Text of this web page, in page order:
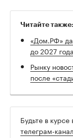
Читайте также:
«Дом.РФ»
до 2027 года
Рынку
после
Будьте в
телеграм-